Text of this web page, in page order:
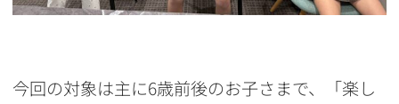
今回の対象は主に6歳前後のお子さまで、「楽し